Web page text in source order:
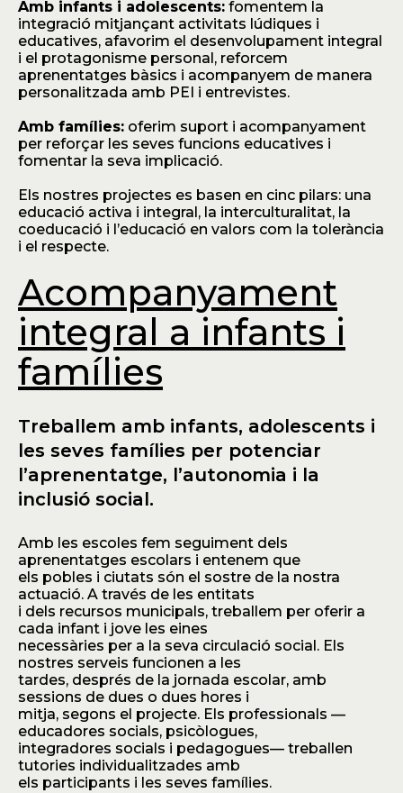
Amb infants i adolescents: fomentem la
integració mitjançant activitats lúdiques i
educatives, afavorim el desenvolupament integral
i el protagonisme personal, reforcem
aprenentatges bàsics i acompanyem de manera
personalitzada amb PEI i entrevistes.
Amb famílies: oferim suport i acompanyament
per reforçar les seves funcions educatives i
fomentar la seva implicació.
Els nostres projectes es basen en cinc pilars: una
educació activa i integral, la interculturalitat, la
coeducació i l’educació en valors com la tolerància
i el respecte.
Acompanyament
integral a infants i
famílies
Treballem amb infants, adolescents i
les seves famílies per potenciar
l’aprenentatge, l’autonomia i la
inclusió social.
Amb les escoles fem seguiment dels
aprenentatges escolars i entenem que
els pobles i ciutats són el sostre de la nostra
actuació. A través de les entitats
i dels recursos municipals, treballem per oferir a
cada infant i jove les eines
necessàries per a la seva circulació social. Els
nostres serveis funcionen a les
tardes, després de la jornada escolar, amb
sessions de dues o dues hores i
mitja, segons el projecte. Els professionals —
educadores socials, psicòlogues,
integradores socials i pedagogues— treballen
tutories individualitzades amb
els participants i les seves famílies.